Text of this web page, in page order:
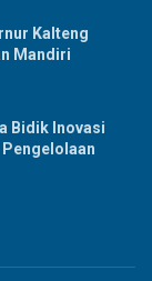
Kalteng
Mandiri
Bidik Inovasi